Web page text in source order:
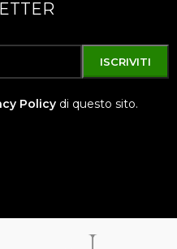
Policy di questo sito.